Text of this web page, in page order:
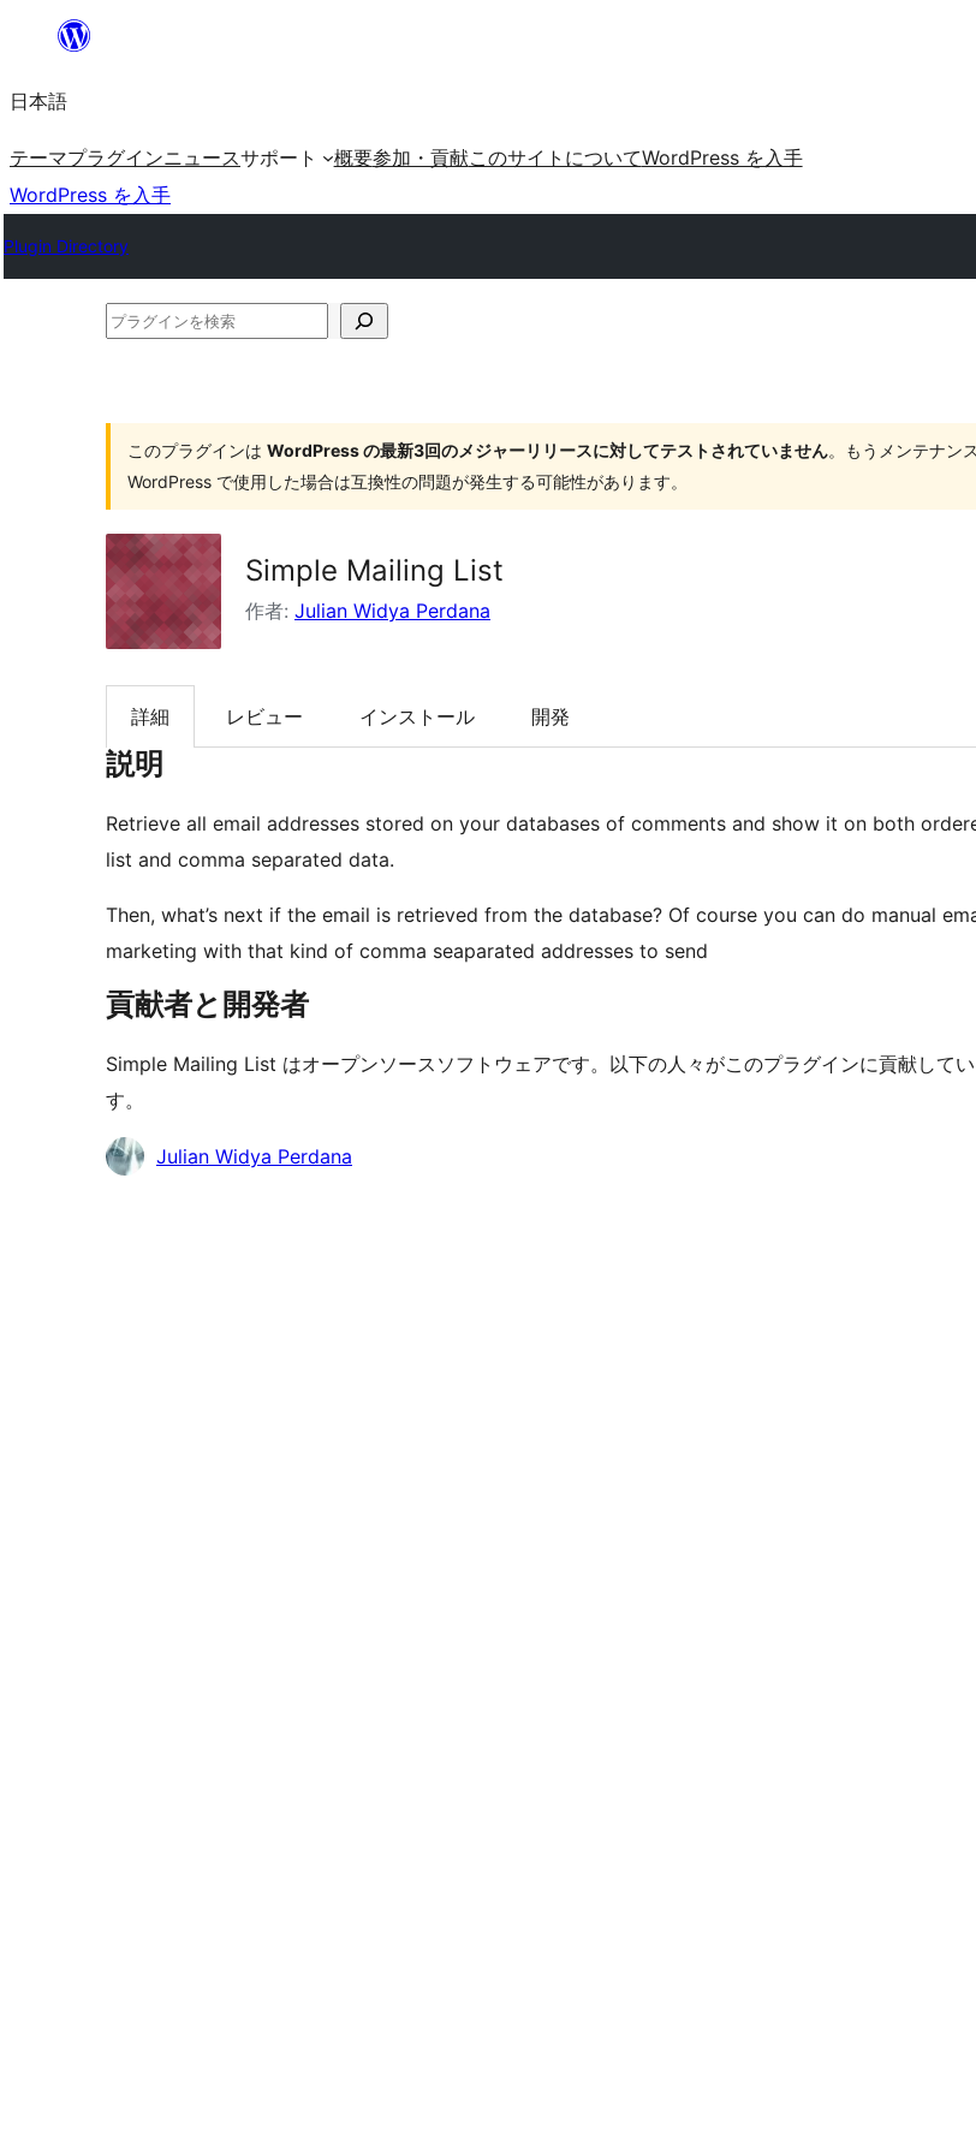
を
ッ
プ
日本語
テーマプラグインニュースサポート 概要参加・貢献このサイトについてWordPress を入手
WordPress を入手
Plugin Directory
プ
イ
検
索
このプラグインは WordPress の最新3回のメジャーリリースに対してテストされていません。もうメンテナン
WordPress で使用した場合は互換性の問題が発生する可能性があります。
Simple Mailing List
作者: Julian Widya Perdana
詳細 レビュー インストール 開発
説明
Retrieve all email addresses stored on your databases of comments and show it on both
list and comma separated data.
Then, what’s next if the email is retrieved from the database? Of course you can do manual
marketing with that kind of comma seaparated addresses to send
貢献者と開発者
Simple Mailing List はオープンソースソフトウェアです。以下の人々がこのプラグインに貢献してい
す。
貢
Julian Widya Perdana